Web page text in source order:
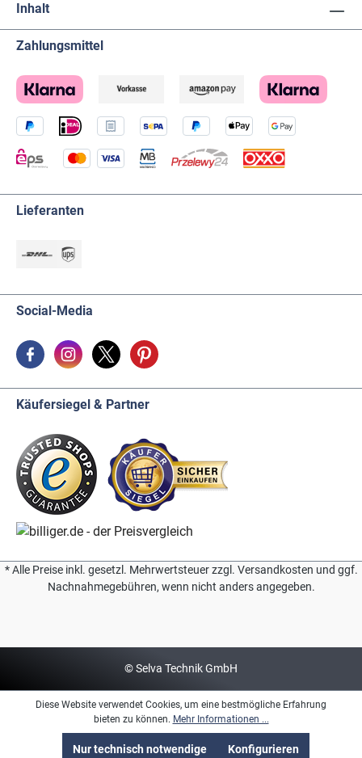
Inhalt
Zahlungsmittel
Lieferanten
Social-Media
Käufersiegel & Partner
* Alle Preise inkl. gesetzl. Mehrwertsteuer zzgl. Versandkosten und ggf.
Nachnahmegebühren, wenn nicht anders angegeben.
© Selva Technik GmbH
Diese Website verwendet Cookies, um eine bestmögliche Erfahrung
bieten zu können. Mehr Informationen ...
Nur technisch notwendige Konfigurieren